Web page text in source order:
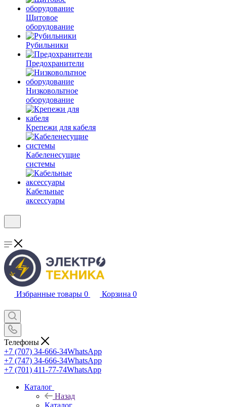
Щитовое
оборудование
Рубильники
Предохранители
Низковольтное
оборудование
Крепежи для кабеля
Кабеленесущие
системы
Кабельные
аксессуары
Избранные товары 0 Корзина 0
Телефоны
+7 (707) 34-666-34WhatsApp
+7 (747) 34-666-34WhatsApp
+7 (701) 411-77-74WhatsApp
Каталог
Назад
Каталог